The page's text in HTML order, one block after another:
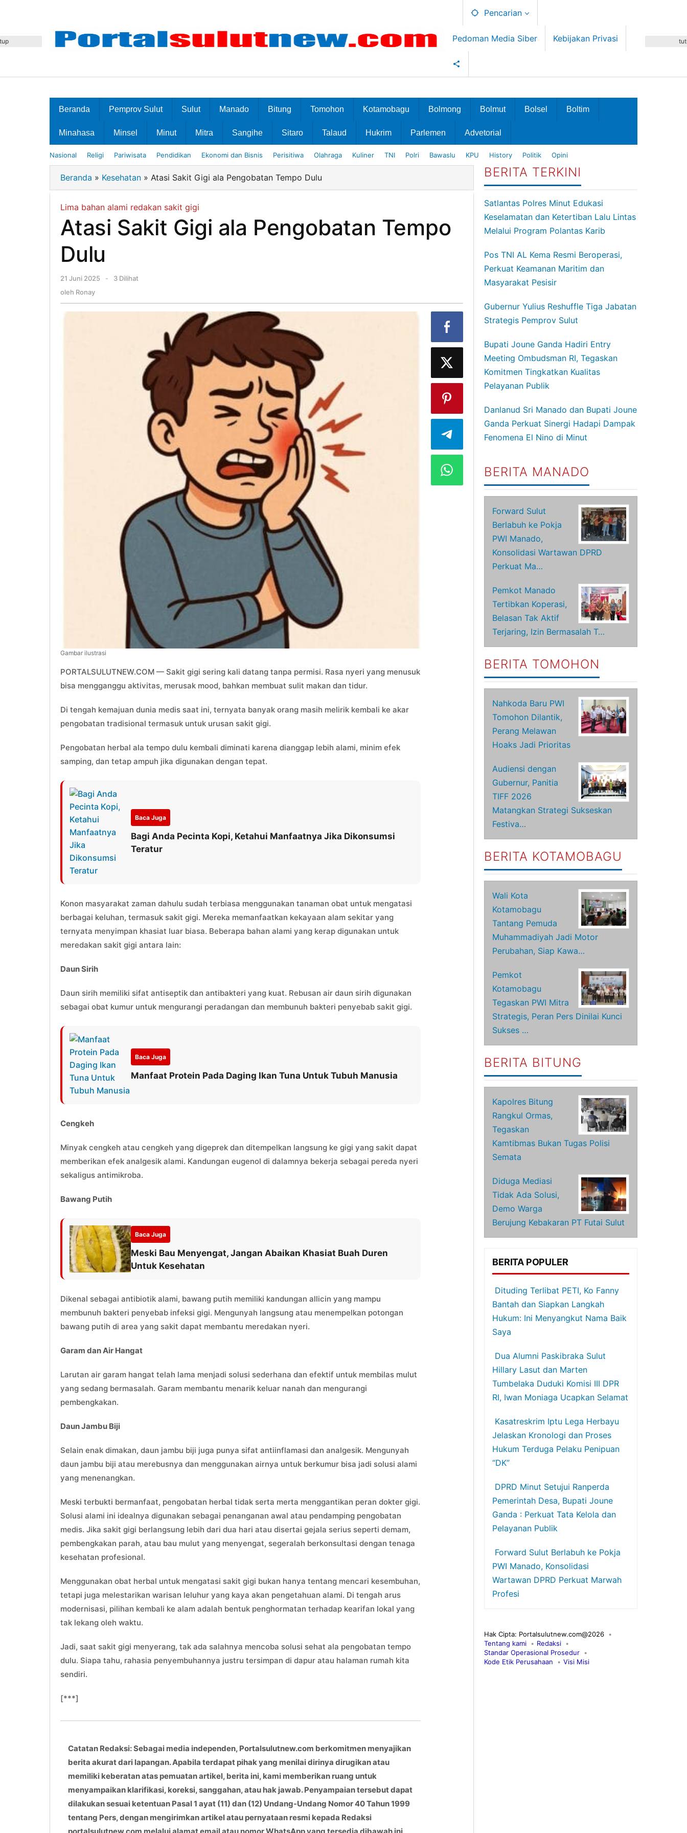
Pencarian
Pedoman Media Siber Kebijakan Privasi
Beranda Pemprov Sulut Sulut Manado Bitung Tomohon Kotamobagu Bolmong Bolmut Bolsel Boltim
Minahasa Minsel Minut Mitra Sangihe Sitaro Talaud Hukrim Parlemen Advetorial
Nasional Religi Pariwisata Pendidikan Ekonomi dan Bisnis Perisitiwa Olahraga Kuliner TNI Polri Bawaslu KPU History Politik Opini
Beranda » Kesehatan » Atasi Sakit Gigi ala Pengobatan Tempo Dulu
Lima bahan alami redakan sakit gigi
Atasi Sakit Gigi ala Pengobatan Tempo
Dulu
21 Juni 2025
oleh
-
3 Dilihat
oleh Ronay
Gambar ilustrasi
PORTALSULUTNEW.COM — Sakit gigi sering kali datang tanpa permisi. Rasa nyeri yang menusuk
bisa mengganggu aktivitas, merusak mood, bahkan membuat sulit makan dan tidur.
Di tengah kemajuan dunia medis saat ini, ternyata banyak orang masih melirik kembali ke akar
pengobatan tradisional termasuk untuk urusan sakit gigi.
Pengobatan herbal ala tempo dulu kembali diminati karena dianggap lebih alami, minim efek
samping, dan tetap ampuh jika digunakan dengan tepat.
Baca Juga
Bagi Anda Pecinta Kopi, Ketahui Manfaatnya Jika Dikonsumsi
Teratur
Konon masyarakat zaman dahulu sudah terbiasa menggunakan tanaman obat untuk mengatasi
berbagai keluhan, termasuk sakit gigi. Mereka memanfaatkan kekayaan alam sekitar yang
ternyata menyimpan khasiat luar biasa. Beberapa bahan alami yang kerap digunakan untuk
meredakan sakit gigi antara lain:
Daun Sirih
Daun sirih memiliki sifat antiseptik dan antibakteri yang kuat. Rebusan air daun sirih digunakan
sebagai obat kumur untuk mengurangi peradangan dan membunuh bakteri penyebab sakit gigi.
Baca Juga
Manfaat Protein Pada Daging Ikan Tuna Untuk Tubuh Manusia
Cengkeh
Minyak cengkeh atau cengkeh yang digeprek dan ditempelkan langsung ke gigi yang sakit dapat
memberikan efek analgesik alami. Kandungan eugenol di dalamnya bekerja sebagai pereda nyeri
sekaligus antimikroba.
Bawang Putih
Baca Juga
Meski Bau Menyengat, Jangan Abaikan Khasiat Buah Duren
Untuk Kesehatan
Dikenal sebagai antibiotik alami, bawang putih memiliki kandungan allicin yang mampu
membunuh bakteri penyebab infeksi gigi. Mengunyah langsung atau menempelkan potongan
bawang putih di area yang sakit dapat membantu meredakan nyeri.
Garam dan Air Hangat
Larutan air garam hangat telah lama menjadi solusi sederhana dan efektif untuk membilas mulut
yang sedang bermasalah. Garam membantu menarik keluar nanah dan mengurangi
pembengkakan.
Daun Jambu Biji
Selain enak dimakan, daun jambu biji juga punya sifat antiinflamasi dan analgesik. Mengunyah
daun jambu biji atau merebusnya dan menggunakan airnya untuk berkumur bisa jadi solusi alami
yang menenangkan.
Meski terbukti bermanfaat, pengobatan herbal tidak serta merta menggantikan peran dokter gigi.
Solusi alami ini idealnya digunakan sebagai penanganan awal atau pendamping pengobatan
medis. Jika sakit gigi berlangsung lebih dari dua hari atau disertai gejala serius seperti demam,
pembengkakan parah, atau bau mulut yang menyengat, segeralah berkonsultasi dengan tenaga
kesehatan profesional.
Menggunakan obat herbal untuk mengatasi sakit gigi bukan hanya tentang mencari kesembuhan,
tetapi juga melestarikan warisan leluhur yang kaya akan pengetahuan alami. Di tengah arus
modernisasi, pilihan kembali ke alam adalah bentuk penghormatan terhadap kearifan lokal yang
tak lekang oleh waktu.
Jadi, saat sakit gigi menyerang, tak ada salahnya mencoba solusi sehat ala pengobatan tempo
dulu. Siapa tahu, rahasia penyembuhannya justru tersimpan di dapur atau halaman rumah kita
sendiri.
[***]
Catatan Redaksi: Sebagai media independen, Portalsulutnew.com berkomitmen menyajikan
berita akurat dari lapangan. Apabila terdapat pihak yang menilai dirinya dirugikan atau
memiliki keberatan atas pemuatan artikel, berita ini, kami memberikan ruang untuk
menyampaikan klarifikasi, koreksi, sanggahan, atau hak jawab. Penyampaian tersebut dapat
dilakukan sesuai ketentuan Pasal 1 ayat (11) dan (12) Undang-Undang Nomor 40 Tahun 1999
tentang Pers, dengan mengirimkan artikel atau pernyataan resmi kepada Redaksi
BERITA TERKINI
Satlantas Polres Minut Edukasi
Keselamatan dan Ketertiban Lalu Lintas
Melalui Program Polantas Karib
Pos TNI AL Kema Resmi Beroperasi,
Perkuat Keamanan Maritim dan
Masyarakat Pesisir
Gubernur Yulius Reshuffle Tiga Jabatan
Strategis Pemprov Sulut
Bupati Joune Ganda Hadiri Entry
Meeting Ombudsman RI, Tegaskan
Komitmen Tingkatkan Kualitas
Pelayanan Publik
Danlanud Sri Manado dan Bupati Joune
Ganda Perkuat Sinergi Hadapi Dampak
Fenomena El Nino di Minut
BERITA MANADO
Forward Sulut
Berlabuh ke Pokja
PWI Manado,
Konsolidasi Wartawan DPRD
Perkuat Ma…
Pemkot Manado
Tertibkan Koperasi,
Belasan Tak Aktif
Terjaring, Izin Bermasalah T…
BERITA TOMOHON
Nahkoda Baru PWI
Tomohon Dilantik,
Perang Melawan
Hoaks Jadi Prioritas
Audiensi dengan
Gubernur, Panitia
TIFF 2026
Matangkan Strategi Sukseskan
Festiva…
BERITA KOTAMOBAGU
Wali Kota
Kotamobagu
Tantang Pemuda
Muhammadiyah Jadi Motor
Perubahan, Siap Kawa…
Pemkot
Kotamobagu
Tegaskan PWI Mitra
Strategis, Peran Pers Dinilai Kunci
Sukses …
BERITA BITUNG
Kapolres Bitung
Rangkul Ormas,
Tegaskan
Kamtibmas Bukan Tugas Polisi
Semata
Diduga Mediasi
Tidak Ada Solusi,
Demo Warga
Berujung Kebakaran PT Futai Sulut
BERITA POPULER
Dituding Terlibat PETI, Ko Fanny
Bantah dan Siapkan Langkah
Hukum: Ini Menyangkut Nama Baik
Saya
Dua Alumni Paskibraka Sulut
Hillary Lasut dan Marten
Tumbelaka Duduki Komisi III DPR
RI, Iwan Moniaga Ucapkan Selamat
Kasatreskrim Iptu Lega Herbayu
Jelaskan Kronologi dan Proses
Hukum Terduga Pelaku Penipuan
“DK”
DPRD Minut Setujui Ranperda
Pemerintah Desa, Bupati Joune
Ganda : Perkuat Tata Kelola dan
Pelayanan Publik
Forward Sulut Berlabuh ke Pokja
PWI Manado, Konsolidasi
Wartawan DPRD Perkuat Marwah
Profesi
Hak Cipta: Portalsulutnew.com@2026
Tentang kami
Redaksi
Standar Operasional Prosedur
Kode Etik Perusahaan
Visi Misi